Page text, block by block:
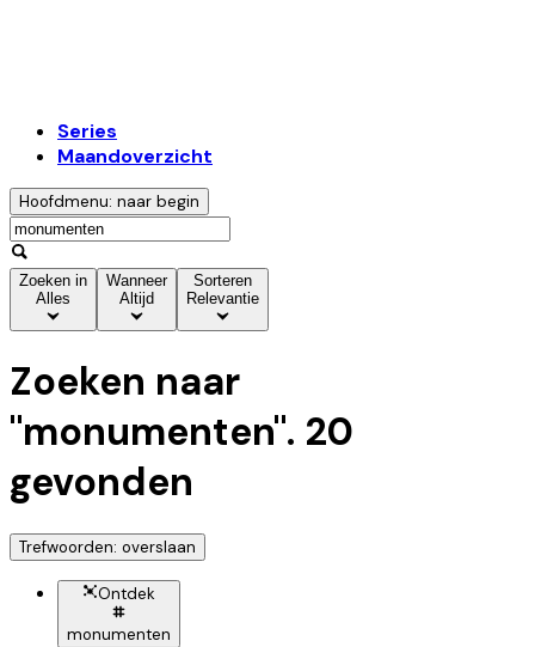
Series
Maandoverzicht
Hoofdmenu: naar begin
Zoeken in
Alles
Wanneer
Altijd
Sorteren
Relevantie
Zoeken naar
"monumenten". 20
gevonden
Trefwoorden: overslaan
Ontdek
monumenten